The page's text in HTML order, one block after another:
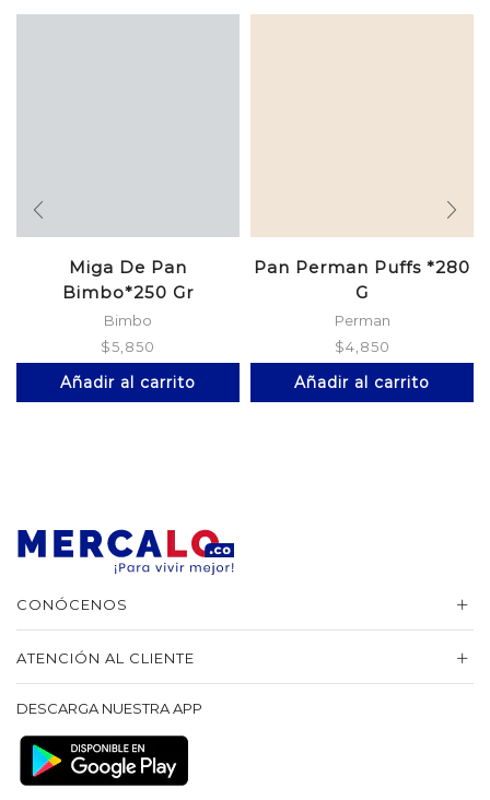
Miga De Pan
Bimbo*250 Gr
Bimbo
$5,850
Añadir al carrito
Pan Perman Puffs *280
G
Perman
$4,850
Añadir al carrito
CONÓCENOS
ATENCIÓN AL CLIENTE
DESCARGA NUESTRA APP